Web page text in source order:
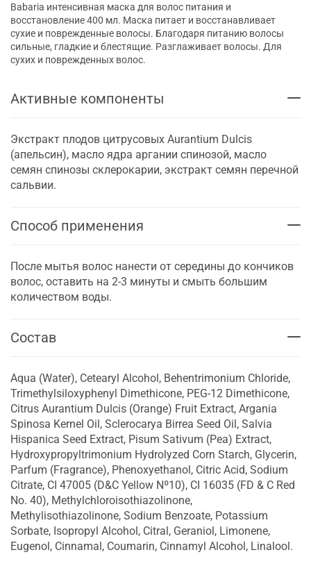
Babaria интенсивная маска для волос питания и
восстановление 400 мл. Маска питает и восстанавливает
сухие и поврежденные волосы. Благодаря питанию волосы
сильные, гладкие и блестящие. Разглаживает волосы. Для
сухих и поврежденных волос.
Активные компоненты
Экстракт плодов цитрусовых Aurantium Dulcis
(апельсин), масло ядра аргании спинозой, масло
семян спинозы склерокарии, экстракт семян перечной
сальвии.
Способ применения
После мытья волос нанести от середины до кончиков
волос, оставить на 2-3 минуты и смыть большим
количеством воды.
Состав
Aqua (Water), Cetearyl Alcohol, Behentrimonium Chloride,
Trimethylsiloxyphenyl Dimethicone, PEG-12 Dimethicone,
Citrus Aurantium Dulcis (Orange) Fruit Extract, Argania
Spinosa Kernel Oil, Sclerocarya Birrea Seed Oil, Salvia
Hispanica Seed Extract, Pisum Sativum (Pea) Extract,
Hydroxypropyltrimonium Hydrolyzed Corn Starch, Glycerin,
Parfum (Fragrance), Phenoxyethanol, Citric Acid, Sodium
Citrate, CI 47005 (D&C Yellow Nº10), CI 16035 (FD & C Red
No. 40), Methylchloroisothiazolinone,
Methylisothiazolinone, Sodium Benzoate, Potassium
Sorbate, Isopropyl Alcohol, Citral, Geraniol, Limonene,
Eugenol, Cinnamal, Coumarin, Cinnamyl Alcohol, Linalool.